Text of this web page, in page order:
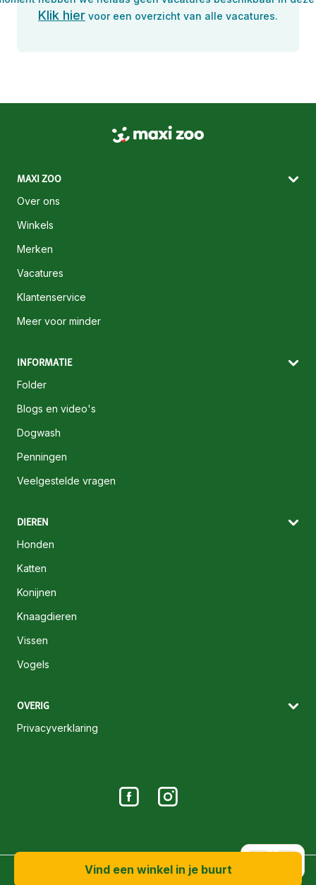
Klik hier voor een overzicht van alle vacatures.
MAXI ZOO
Over ons
Winkels
Merken
Vacatures
Klantenservice
Meer voor minder
INFORMATIE
Folder
Blogs en video's
Dogwash
Penningen
Veelgestelde vragen
DIEREN
Honden
Katten
Konijnen
Knaagdieren
Vissen
Vogels
OVERIG
Privacyverklaring
Vind een winkel in je buurt